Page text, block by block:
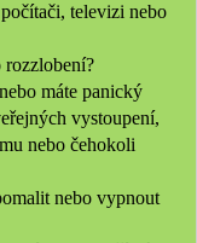
televizi nebo
rozzlobení?
máte panický
vystoupení,
nebo čehokoli
nebo vypnout